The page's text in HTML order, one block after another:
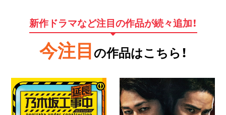
新作ドラマなど注目の作品が続々追加！
今注目 の作品はこちら！